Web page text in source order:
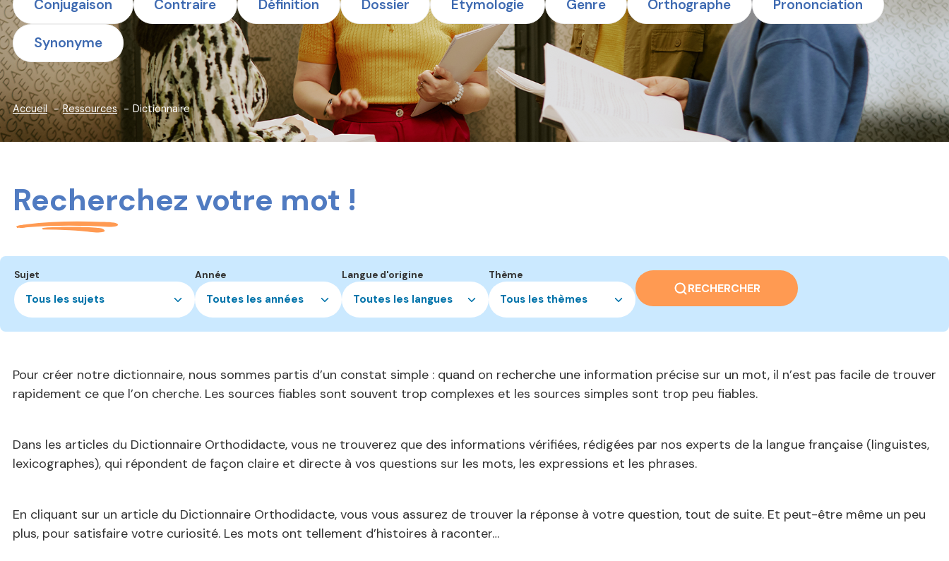
Conjugaison Contraire Définition Dossier Étymologie Genre Orthographe Prononciation
Synonyme
Accueil Ressources Dictionnaire
Recherchez votre mot !
Sujet
Tous les sujets
Année
Toutes les années
Langue d'origine
Toutes les langues
Thème
Tous les thèmes
RECHERCHER
Pour créer notre dictionnaire, nous sommes partis d’un constat simple : quand on recherche une information précise sur un mot, il n’est pas facile de trouver
rapidement ce que l’on cherche. Les sources fiables sont souvent trop complexes et les sources simples sont trop peu fiables.
Dans les articles du Dictionnaire Orthodidacte, vous ne trouverez que des informations vérifiées, rédigées par nos experts de la langue française (linguistes,
lexicographes), qui répondent de façon claire et directe à vos questions sur les mots, les expressions et les phrases.
En cliquant sur un article du Dictionnaire Orthodidacte, vous vous assurez de trouver la réponse à votre question, tout de suite. Et peut-être même un peu
plus, pour satisfaire votre curiosité. Les mots ont tellement d’histoires à raconter…